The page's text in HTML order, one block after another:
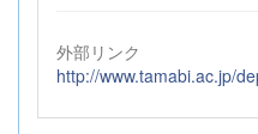
外部リンク
http://www.tamabi.ac.jp/